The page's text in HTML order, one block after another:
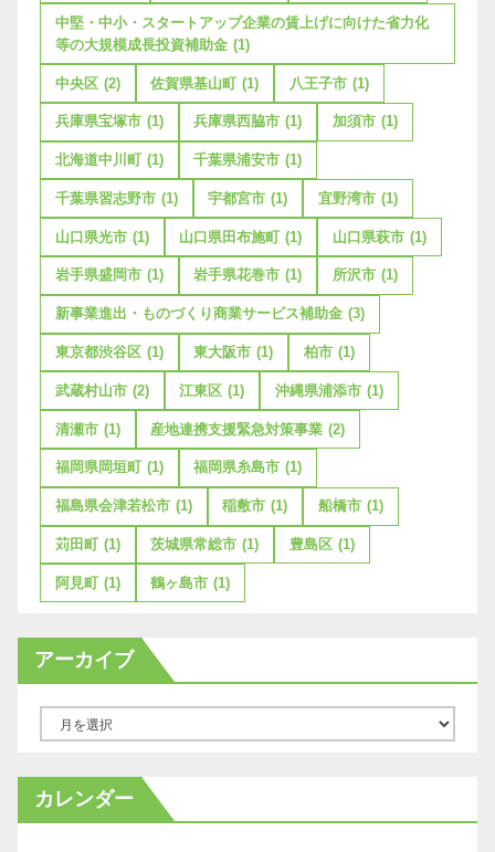
中堅・中小・スタートアップ企業の賃上げに向けた省力化
等の大規模成長投資補助金 (1)
中央区 (2) 佐賀県基山町 (1) 八王子市 (1)
兵庫県宝塚市 (1) 兵庫県西脇市 (1) 加須市 (1)
北海道中川町 (1) 千葉県浦安市 (1)
千葉県習志野市 (1) 宇都宮市 (1) 宜野湾市 (1)
山口県光市 (1) 山口県田布施町 (1) 山口県萩市 (1)
岩手県盛岡市 (1) 岩手県花巻市 (1) 所沢市 (1)
新事業進出・ものづくり商業サービス補助金 (3)
東京都渋谷区 (1) 東大阪市 (1) 柏市 (1)
武蔵村山市 (2) 江東区 (1) 沖縄県浦添市 (1)
清瀬市 (1) 産地連携支援緊急対策事業 (2)
福岡県岡垣町 (1) 福岡県糸島市 (1)
福島県会津若松市 (1) 稲敷市 (1) 船橋市 (1)
苅田町 (1) 茨城県常総市 (1) 豊島区 (1)
阿見町 (1) 鶴ヶ島市 (1)
アーカイブ
カ
イ
カレンダー